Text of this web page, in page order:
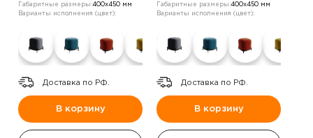
Габаритные размеры:400х450 мм
Варианты исполнения (цвет):
Доставка по РФ.
В корзину
Габаритные размеры:400х450 мм
Варианты исполнения (цвет):
Доставка по РФ.
В корзину